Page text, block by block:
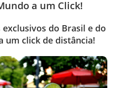
a um Click!
do Brasil e do
um click de distância!